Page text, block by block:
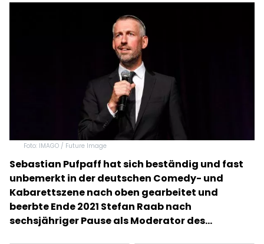
Foto: IMAGO / Future Image
Sebastian Pufpaff hat sich beständig und fast
unbemerkt in der deutschen Comedy- und
Kabarettszene nach oben gearbeitet und
beerbte Ende 2021 Stefan Raab nach
sechsjähriger Pause als Moderator des